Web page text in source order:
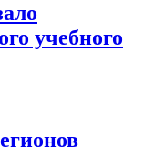
учебного